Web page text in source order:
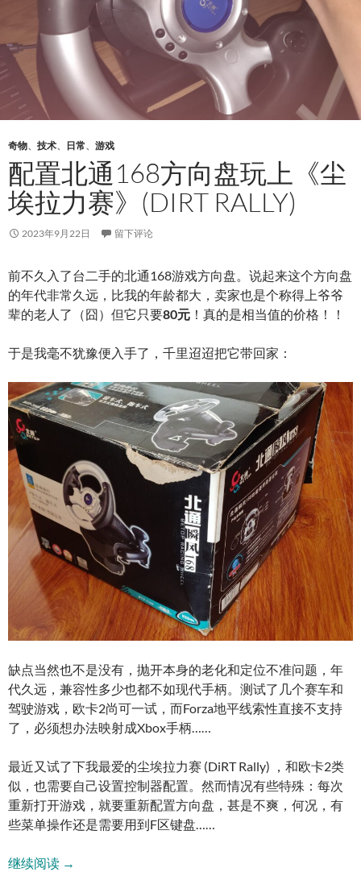
奇物、 技术、 日常、 游戏
配置北通168方向盘玩上《尘
埃拉力赛》(DIRT RALLY)
2023年9月22日 留下评论
前不久入了台二手的北通168游戏方向盘。说起来这个方向盘
的年代非常久远，比我的年龄都大，卖家也是个称得上爷爷
辈的老人了（囧）但它只要80元 ！真的是相当值的价格！！
于是我毫不犹豫便入手了，千里迢迢把它带回家：
缺点当然也不是没有，抛开本身的老化和定位不准问题，年
代久远，兼容性多少也都不如现代手柄。测试了几个赛车和
驾驶游戏，欧卡2尚可一试，而Forza地平线索性直接不支持
了，必须想办法映射成Xbox手柄……
最近又试了下我最爱的尘埃拉力赛 (DiRT Rally) ，和欧卡2类
似，也需要自己设置控制器配置。然而情况有些特殊：每次
重新打开游戏，就要重新配置方向盘，甚是不爽，何况，有
些菜单操作还是需要用到F区键盘……
继续阅读配置北通168方向盘玩上《尘埃拉力赛》(DiRT Rally)
→